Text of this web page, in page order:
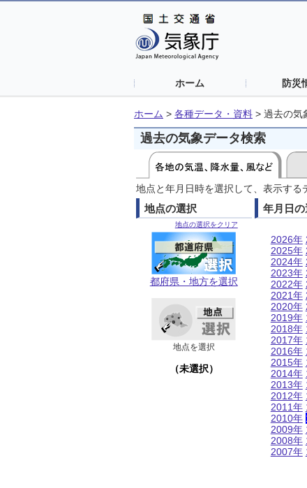
ホーム 防災
ホーム > 各種データ・資料 > 過去の気
過去の気象データ検索
地点と年月日時を選択して、表示する
地点の選択
地点の選択をクリア
都府県・地方を選択
地点を選択
（未選択）
年月日の
2026年
2025年
2024年
2023年
2022年
2021年
2020年
2019年
2018年
2017年
2016年
2015年
2014年
2013年
2012年
2011年
2010年
2009年
2008年
2007年